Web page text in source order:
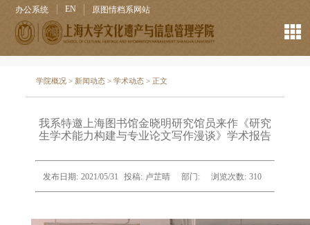
办公系统 EN 原图情档系网站
学院概况 > 新闻动态 >学术动态 > 正文
我系特邀上海图书馆金晓明研究馆员来作《研究
生学术能力构建与专业论文写作漫谈》学术报告
发布日期: 2021/05/31 投稿: 卢芷晴 部门: 浏览次数: 310